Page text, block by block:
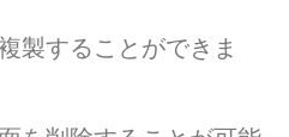
製することができま